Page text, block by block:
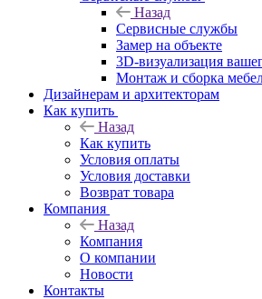
Назад
Сервисные службы
Замер на объекте
3D-визуализация
Монтаж и сборка
Дизайнерам и архитекторам
Как купить
Назад
Как купить
Условия оплаты
Условия доставки
Возврат товара
Компания
Назад
Компания
О компании
Новости
Контакты